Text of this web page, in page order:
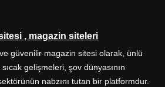
, magazin siteleri
güvenilir magazin sitesi olarak, ünlü
gelişmeleri, şov dünyasının
nabzını tutan bir platformdur.